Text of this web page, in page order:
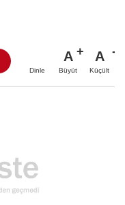
Dinle
A
Büyüt
A
Küçült